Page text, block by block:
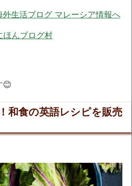
ほんブログ村
😊
和食の英語レシピを販売